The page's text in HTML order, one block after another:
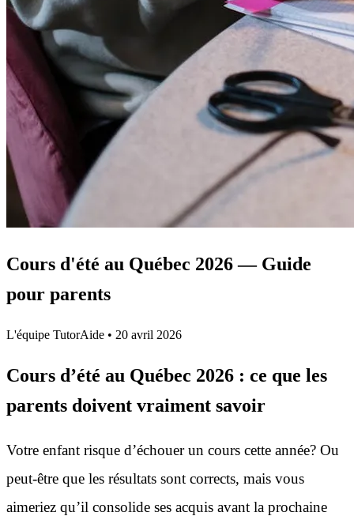
Cours d'été au Québec 2026 — Guide
pour parents
L'équipe TutorAide • 20 avril 2026
Cours d’été au Québec 2026 : ce que les
parents doivent vraiment savoir
Votre enfant risque d’échouer un cours cette année? Ou
peut-être que les résultats sont corrects, mais vous
aimeriez qu’il consolide ses acquis avant la prochaine